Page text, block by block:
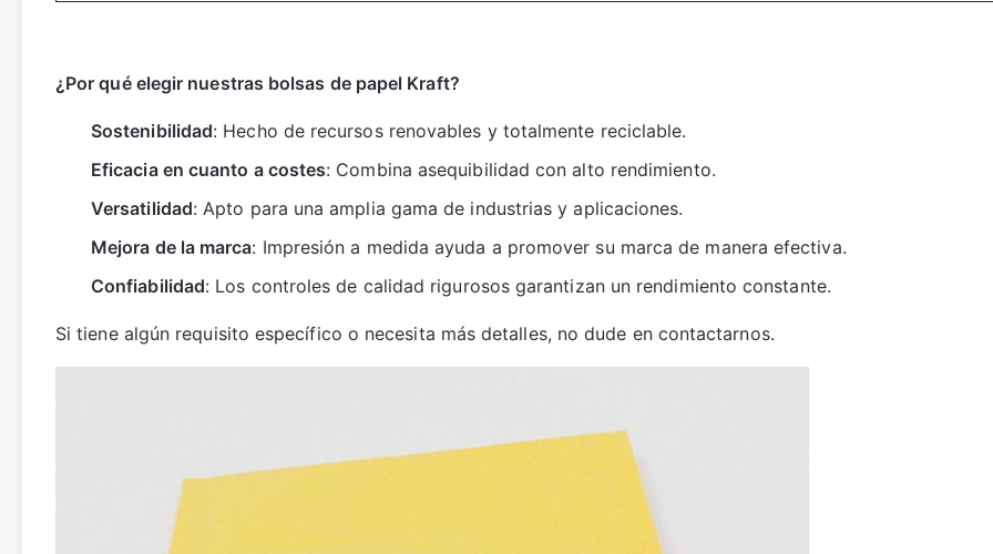
¿Por qué elegir nuestras bolsas de papel Kraft?
Sostenibilidad: Hecho de recursos renovables y totalmente reciclable.
Eficacia en cuanto a costes: Combina asequibilidad con alto rendimiento.
Versatilidad: Apto para una amplia gama de industrias y aplicaciones.
Mejora de la marca: Impresión a medida ayuda a promover su marca de manera efectiva.
Confiabilidad: Los controles de calidad rigurosos garantizan un rendimiento constante.
Si tiene algún requisito específico o necesita más detalles, no dude en contactarnos.